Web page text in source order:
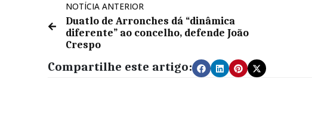
NOTÍCIA ANTERIOR
Duatlo de Arronches dá “dinâmica
diferente” ao concelho, defende João
Crespo
Compartilhe este artigo: